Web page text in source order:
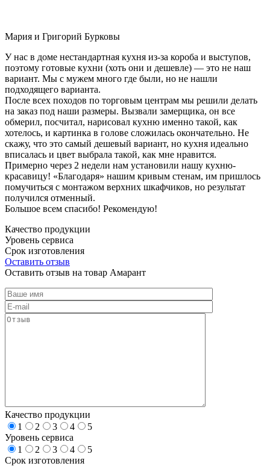
Мария и Григорий Бурковы
У нас в доме нестандартная кухня из-за короба и выступов,
поэтому готовые кухни (хоть они и дешевле) — это не наш
вариант. Мы с мужем много где были, но не нашли
подходящего варианта.
После всех походов по торговым центрам мы решили делать
на заказ под наши размеры. Вызвали замерщика, он все
обмерил, посчитал, нарисовал кухню именно такой, как
хотелось, и картинка в голове сложилась окончательно. Не
скажу, что это самый дешевый вариант, но кухня идеально
вписалась и цвет выбрала такой, как мне нравится.
Примерно через 2 недели нам установили нашу кухню-
красавицу! «Благодаря» нашим кривым стенам, им пришлось
помучиться с монтажом верхних шкафчиков, но результат
получился отменный.
Большое всем спасибо! Рекомендую!
Качество продукции
Уровень сервиса
Срок изготовления
Оставить отзыв
Оставить отзыв на товар Амарант
Качество продукции
1
2 3 4
5
Уровень сервиса
1
2 3 4
5
Срок изготовления